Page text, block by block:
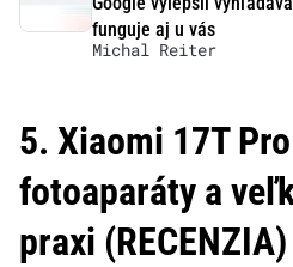
funguje aj u vás
Michal Reiter
5. Xiaomi 17T
fotoaparáty a
praxi (RECENZIA)